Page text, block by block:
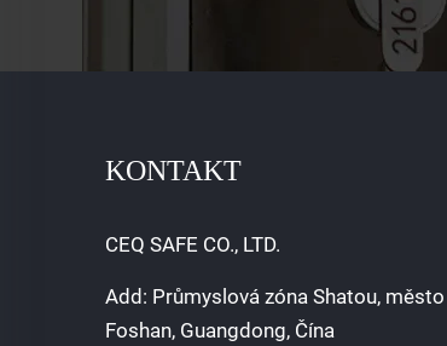
KONTAKT
CEQ SAFE CO., LTD.
Add: Průmyslová zóna Shatou,
Foshan, Guangdong, Čína